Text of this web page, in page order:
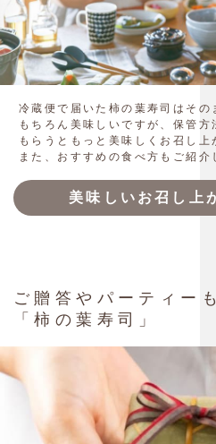
冷蔵便で届いた柿の葉寿司はその
もちろん美味しいですが、保管
もらうともっと美味しくお召し上
また、おすすめの食べ方もご紹介
美味しいお召し上
ご贈答やパーティー
「柿の葉寿司」